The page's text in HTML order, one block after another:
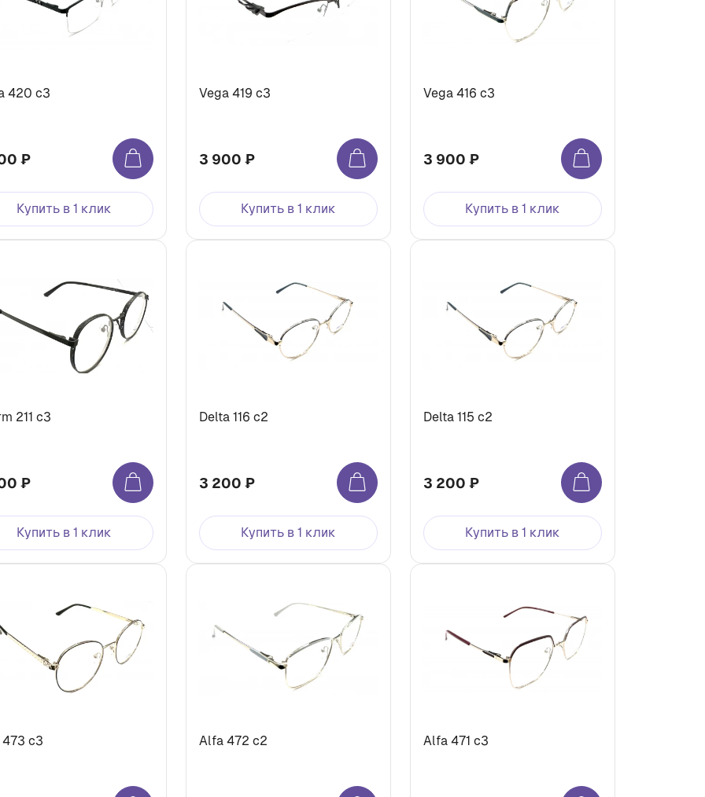
420 с3
₽
Купить в 1 клик
Vega 419 с3
3 900 ₽
Купить в 1 клик
Vega 416 с3
3 900 ₽
Купить в 1 клик
211 с3
₽
Купить в 1 клик
Delta 116 с2
3 200 ₽
Купить в 1 клик
Delta 115 с2
3 200 ₽
Купить в 1 клик
с3 Alfa 472 с2 Alfa 471 с3